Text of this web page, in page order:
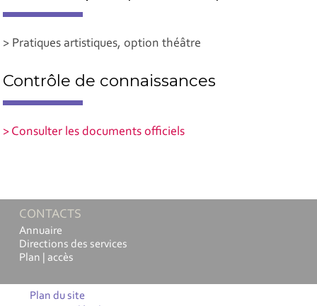
> Pratiques artistiques, option théâtre
Contrôle de connaissances
> Consulter les documents officiels
CONTACTS
Annuaire
Directions des services
Plan | accès
Plan du site